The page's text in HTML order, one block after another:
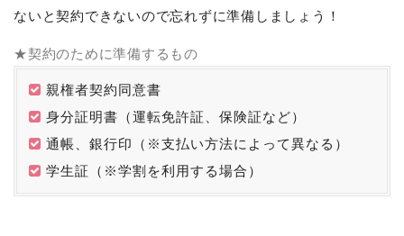
ないと契約できないので忘れずに準備しましょう！
★契約のために準備するもの
親権者契約同意書
身分証明書（運転免許証、保険証など）
通帳、銀行印（※支払い方法によって異なる）
学生証（※学割を利用する場合）